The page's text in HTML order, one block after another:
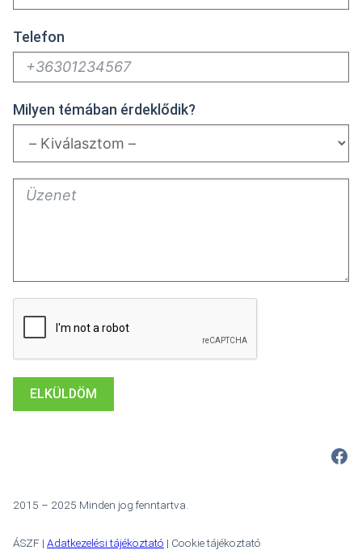
Telefon
Milyen témában érdeklődik?
ELKÜLDÖM
2015 – 2025 Minden jog fenntartva.
ÁSZF | Adatkezelési tájékoztató | Cookie tájékoztató